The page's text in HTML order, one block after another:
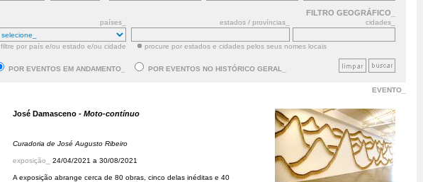
FILTRO GEOGRÁFICO_
países_ estados / províncias_ cidades_
filtre por país e/ou estado e/ou cidade procure por estados e cidades pelos seus nomes locais
POR EVENTOS EM ANDAMENTO_ POR EVENTOS NO HISTÓRICO GERAL_
EVENTO_
José Damasceno - Moto-contínuo
Curadoria de José Augusto Ribeiro
exposição_ 24/04/2021 a 30/08/2021
A exposição abrange cerca de 80 obras, cinco delas inéditas e 40